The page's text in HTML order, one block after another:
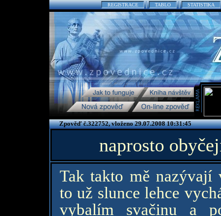
REGISTRACE TABLO STATISTIKA
Zpověď č.322752, vloženo 29.07.2008 10:31:45
naprosto
Tak takto mě
to už slunce lehce
vybalím svačinu a